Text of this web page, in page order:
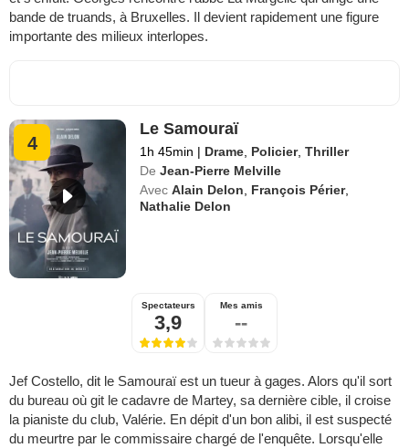
bande de truands, à Bruxelles. Il devient rapidement une figure
importante des milieux interlopes.
4
Le Samouraï
1h 45min | Drame Policier,Thriller
De Jean-Pierre Melville
Avec Alain Delon François Périer,
Nathalie Delon
Spectateurs
3,9
Mes amis
--
Jef Costello, dit le Samouraï est un tueur à gages. Alors qu'il sort
du bureau où git le cadavre de Martey, sa dernière cible, il croise
la pianiste du club, Valérie. En dépit d'un bon alibi, il est suspecté
du meurtre par le commissaire chargé de l'enquête. Lorsqu'elle